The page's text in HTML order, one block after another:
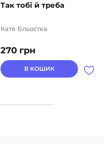
Так тобі й треба
270 грн
Катя Бльостка
В КОШИК